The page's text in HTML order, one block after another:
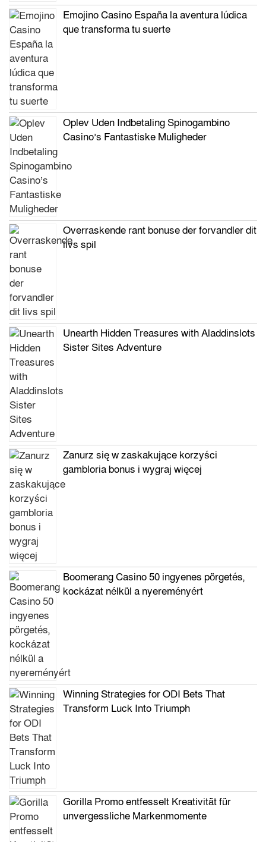
Emojino Casino España la aventura lúdica
que transforma tu suerte
Oplev Uden Indbetaling Spinogambino
Casino’s Fantastiske Muligheder
Overraskende rant bonuse der forvandler dit
livs spil
Unearth Hidden Treasures with Aladdinslots
Sister Sites Adventure
Zanurz się w zaskakujące korzyści
gambloria bonus i wygraj więcej
Boomerang Casino 50 ingyenes pörgetés,
kockázat nélkül a nyereményért
Winning Strategies for ODI Bets That
Transform Luck Into Triumph
Gorilla Promo entfesselt Kreativität für
unvergessliche Markenmomente